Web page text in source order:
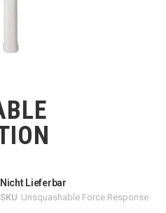
Nicht Lieferbar
SKU Unsquashable Force Response